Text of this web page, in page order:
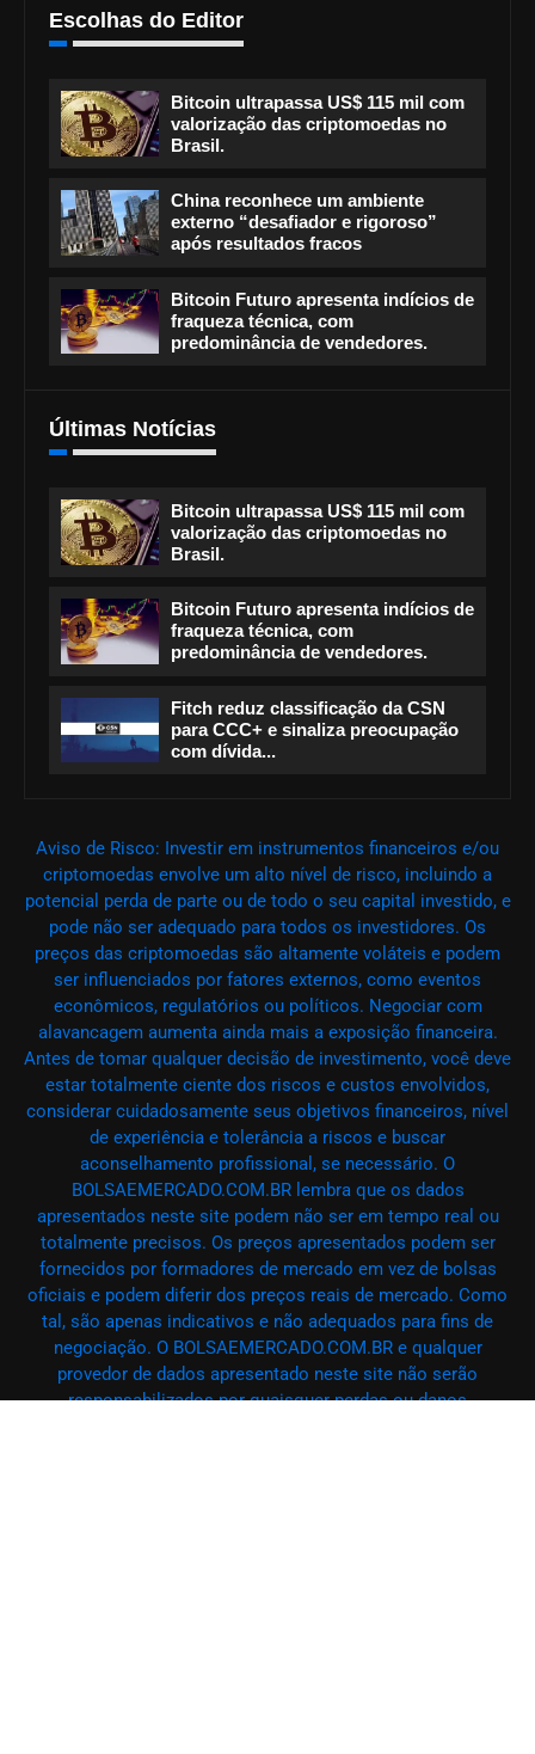
Escolhas do Editor
Bitcoin ultrapassa US$ 115 mil com
valorização das criptomoedas no
Brasil.
China reconhece um ambiente
externo “desafiador e rigoroso”
após resultados fracos
Bitcoin Futuro apresenta indícios de
fraqueza técnica, com
predominância de vendedores.
Últimas Notícias
Bitcoin ultrapassa US$ 115 mil com
valorização das criptomoedas no
Brasil.
Bitcoin Futuro apresenta indícios de
fraqueza técnica, com
predominância de vendedores.
Fitch reduz classificação da CSN
para CCC+ e sinaliza preocupação
com dívida...
Aviso de Risco: Investir em instrumentos financeiros e/ou
criptomoedas envolve um alto nível de risco, incluindo a
potencial perda de parte ou de todo o seu capital investido, e
pode não ser adequado para todos os investidores. Os
preços das criptomoedas são altamente voláteis e podem
ser influenciados por fatores externos, como eventos
econômicos, regulatórios ou políticos. Negociar com
alavancagem aumenta ainda mais a exposição financeira.
Antes de tomar qualquer decisão de investimento, você deve
estar totalmente ciente dos riscos e custos envolvidos,
considerar cuidadosamente seus objetivos financeiros, nível
de experiência e tolerância a riscos e buscar
aconselhamento profissional, se necessário. O
BOLSAEMERCADO.COM.BR lembra que os dados
apresentados neste site podem não ser em tempo real ou
totalmente precisos. Os preços apresentados podem ser
fornecidos por formadores de mercado em vez de bolsas
oficiais e podem diferir dos preços reais de mercado. Como
tal, são apenas indicativos e não adequados para fins de
negociação. O BOLSAEMERCADO.COM.BR e qualquer
provedor de dados apresentado neste site não serão
responsabilizados por quaisquer perdas ou danos